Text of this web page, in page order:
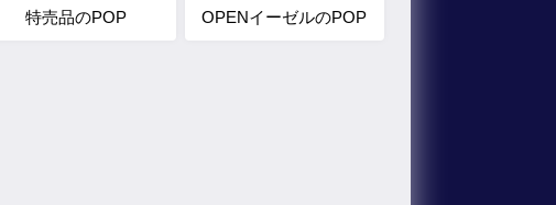
特売品のPOP OPENイーゼルのPOP